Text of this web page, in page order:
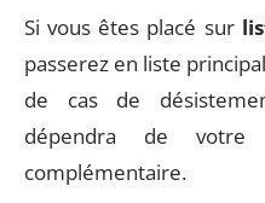
Si vous êtes placé sur
passerez en liste
de cas de
dépendra de
complémentaire.